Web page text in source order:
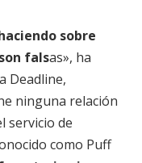
sobre
falsas», ha
Deadline,
ninguna relación
servicio de
como Puff